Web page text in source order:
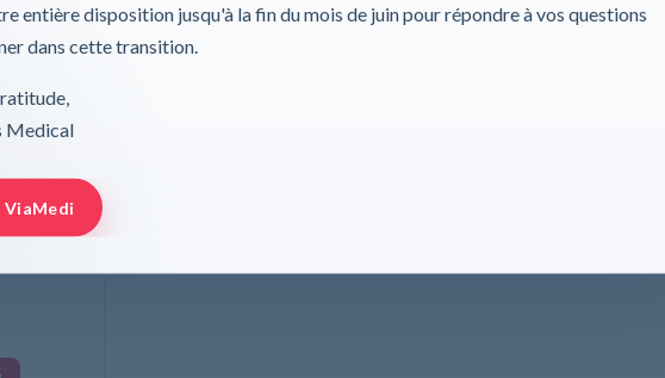
entière disposition jusqu'à la fin du mois de juin pour répondre à vos questions
dans cette transition.
Medical
ViaMedi
CM HEKA